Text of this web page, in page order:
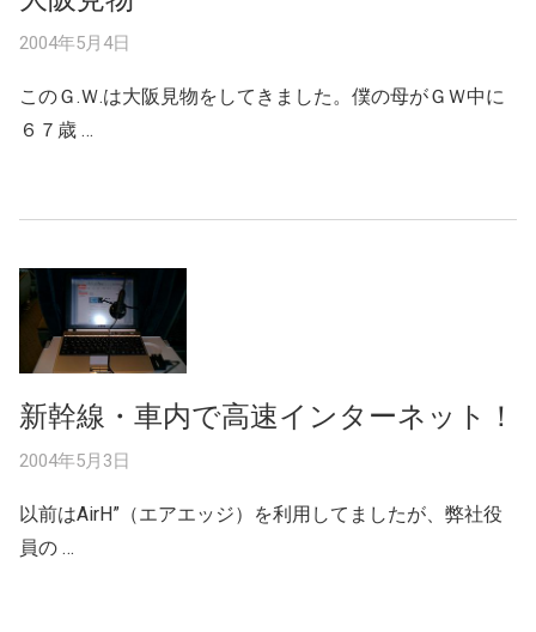
2004年5月4日
このＧ.Ｗ.は大阪見物をしてきました。僕の母がＧＷ中に
６７歳 …
新幹線・車内で高速インターネット！
2004年5月3日
以前はAirH”（エアエッジ）を利用してましたが、弊社役
員の …